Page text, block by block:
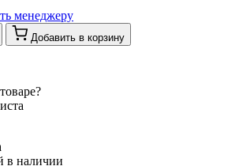
менеджеру
Добавить в корзину
в наличии